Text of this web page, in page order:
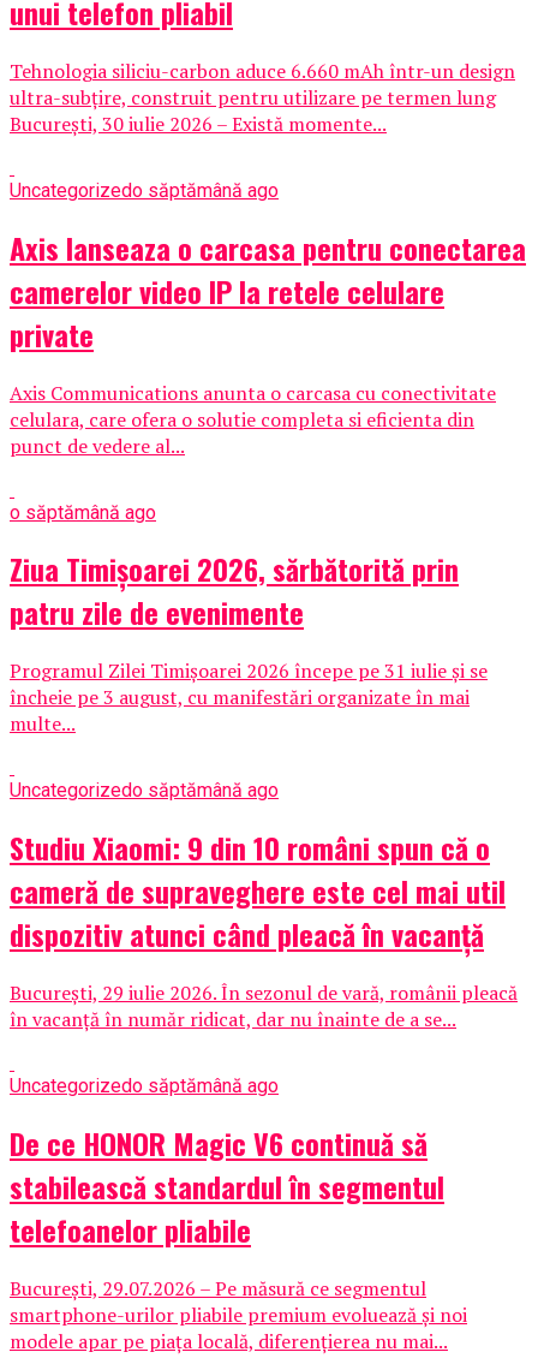
unui telefon pliabil
Tehnologia siliciu-carbon aduce 6.660 mAh într-un design
ultra-subțire, construit pentru utilizare pe termen lung
București, 30 iulie 2026 – Există momente...
Uncategorizedo săptămână ago
Axis lanseaza o carcasa pentru conectarea
camerelor video IP la retele celulare
private
Axis Communications anunta o carcasa cu conectivitate
celulara, care ofera o solutie completa si eficienta din
punct de vedere al...
o săptămână ago
Ziua Timișoarei 2026, sărbătorită prin
patru zile de evenimente
Programul Zilei Timișoarei 2026 începe pe 31 iulie și se
încheie pe 3 august, cu manifestări organizate în mai
multe...
Uncategorizedo săptămână ago
Studiu Xiaomi: 9 din 10 români spun că o
cameră de supraveghere este cel mai util
dispozitiv atunci când pleacă în vacanță
București, 29 iulie 2026. În sezonul de vară, românii pleacă
în vacanță în număr ridicat, dar nu înainte de a se...
Uncategorizedo săptămână ago
De ce HONOR Magic V6 continuă să
stabilească standardul în segmentul
telefoanelor pliabile
București, 29.07.2026 – Pe măsură ce segmentul
smartphone-urilor pliabile premium evoluează și noi
modele apar pe piața locală, diferențierea nu mai...